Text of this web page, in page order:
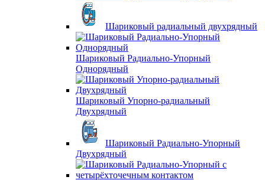
Шариковый радиальный двухрядный
Шариковый Радиально-Упорный
Однорядный
Шариковый Упорно-радиальный
Двухрядный
Шариковый Радиально-Упорный
Двухрядный